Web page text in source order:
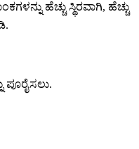
ಹೆಚ್ಚು ಸ್ಥಿರವಾಗಿ, ಹೆಚ್ಚು
ಪೂರೈಸಲು.